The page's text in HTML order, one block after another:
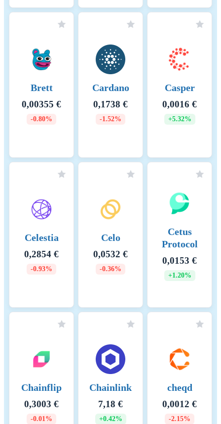
Brett
0,00355 €
-0.80%
Cardano
0,1738 €
-1.52%
Casper
0,0016 €
+5.32%
Celestia
0,2854 €
-0.93%
Celo
0,0532 €
-0.36%
Cetus
Protocol
0,0153 €
+1.20%
Chainflip
0,3003 €
-0.01%
Chainlink
7,18 €
+0.42%
cheqd
0,0012 €
-2.15%